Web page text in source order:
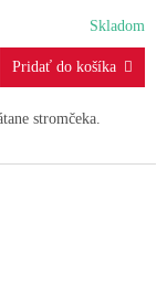
R
M
Skladom
stromčeka.